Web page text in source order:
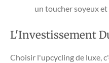
un toucher soyeux
​L'Investissement
​Choisir l'upcycling de luxe,